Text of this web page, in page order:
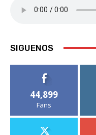
SIGUENOS
44,899
Fans